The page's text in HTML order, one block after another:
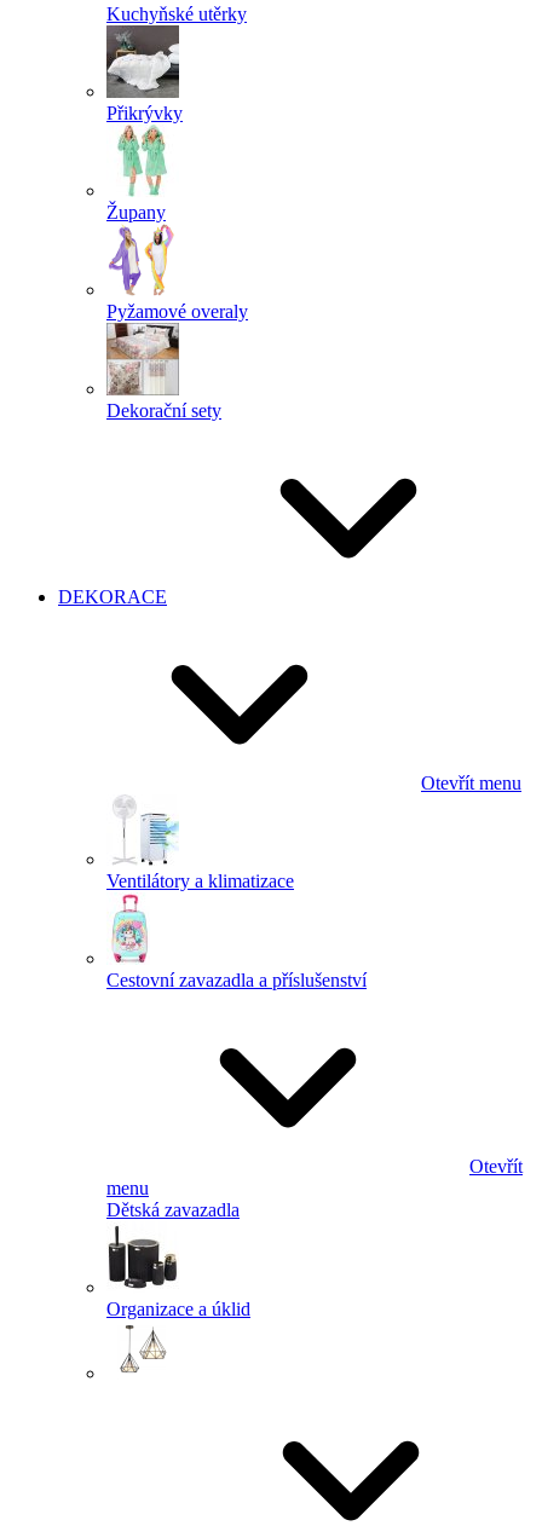
Kuchyňské utěrky
Přikrývky
Župany
Pyžamové overaly
Dekorační sety
DEKORACE
Otevřít menu
Ventilátory a klimatizace
Cestovní zavazadla a příslušenství
Otevřít
menu
Dětská zavazadla
Organizace a úklid